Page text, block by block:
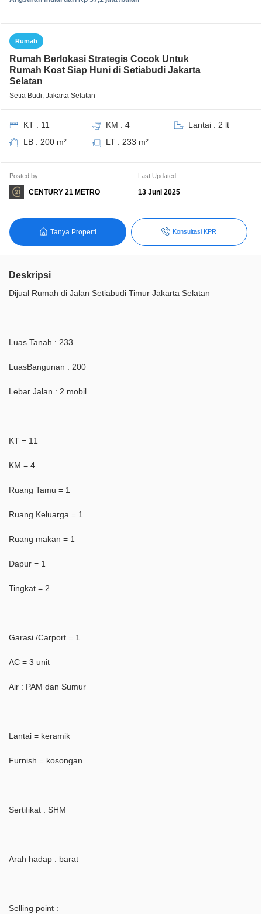
Rumah
Rumah Berlokasi Strategis Cocok Untuk
Rumah Kost Siap Huni di Setiabudi Jakarta
Selatan
Setia Budi, Jakarta Selatan
KT : 11 KM : 4
Lantai : 2 lt
LB : 200 m²
LT : 233 m²
Posted by :
CENTURY 21 METRO
Last Updated :
13 Juni 2025
Tanya Properti Konsultasi KPR
Deskripsi
Dijual Rumah di Jalan Setiabudi Timur Jakarta Selatan
Luas Tanah : 233
LuasBangunan : 200
Lebar Jalan : 2 mobil
KT = 11
KM = 4
Ruang Tamu = 1
Ruang Keluarga = 1
Ruang makan = 1
Dapur = 1
Tingkat = 2
Garasi /Carport = 1
AC = 3 unit
Air : PAM dan Sumur
Lantai = keramik
Furnish = kosongan
Sertifikat : SHM
Arah hadap : barat
Selling point :